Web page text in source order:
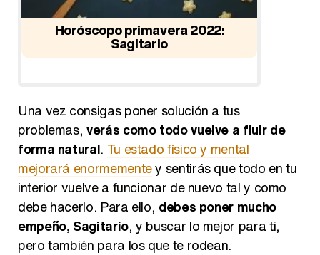
Horóscopo primavera 2022:
Sagitario
Una vez consigas poner solución a tus
problemas,verás como todo vuelve a fluir de
forma natural. Tu estado físico y mental
mejorará enormementey sentirás que todo en tu
interior vuelve a funcionar de nuevo tal y como
debe hacerlo. Para ello, debes poner mucho
empeño, Sagitario, y buscar lo mejor para ti,
pero también para los que te rodean.